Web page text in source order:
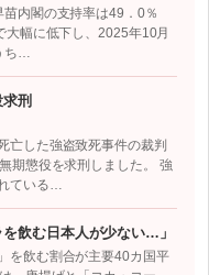
内閣の支持率は49．0％
大幅に低下し、2025年10月
ち…
刑
亡した強盗致死事件の裁判
期懲役を求刑しました。 強
ている…
飲む日本人が少ない…」
を飲む割合が主要40カ国平